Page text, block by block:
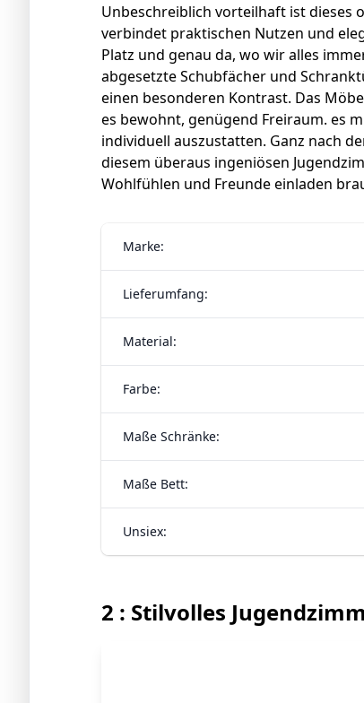
Unbeschreiblich vorteilhaft ist dieses
verbindet praktischen Nutzen und
Platz und genau da, wo wir alles
abgesetzte Schubfächer und
einen besonderen Kontrast. Das
es bewohnt, genügend Freiraum. es
individuell auszustatten. Ganz nach
diesem überaus ingeniösen
Wohlfühlen und Freunde einladen
Marke:
Lieferumfang:
Material:
Farbe:
Maße Schränke:
Maße Bett:
Unsiex:
2 : Stilvolles